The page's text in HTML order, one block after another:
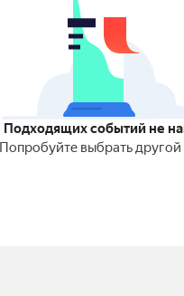
Подходящих событий не
Попробуйте выбрать другой